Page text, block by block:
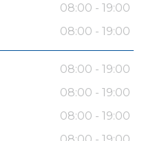
08:00 - 19:00
08:00 - 19:00
08:00 - 19:00
08:00 - 19:00
08:00 - 19:00